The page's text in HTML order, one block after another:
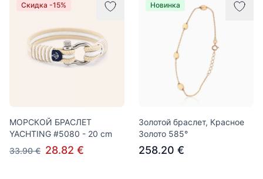
Скидка -15%
МОРСКОЙ БРАСЛЕТ
YACHTING #5080 - 20 cm
33.90 € 28.82 €
Новинка
Золотой браслет, Красное
Золото 585°
258.20 €